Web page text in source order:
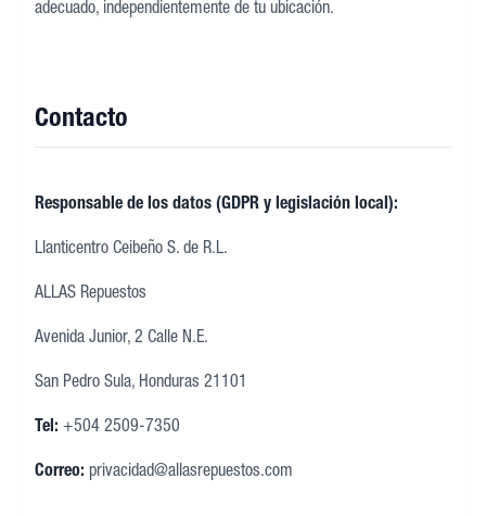
adecuado, independientemente de tu ubicación.
Contacto
Responsable de los datos (GDPR y legislación local):
Llanticentro Ceibeño S. de R.L.
ALLAS Repuestos
Avenida Junior, 2 Calle N.E.
San Pedro Sula, Honduras 21101
Tel: +504 2509-7350
Correo: privacidad@allasrepuestos.com